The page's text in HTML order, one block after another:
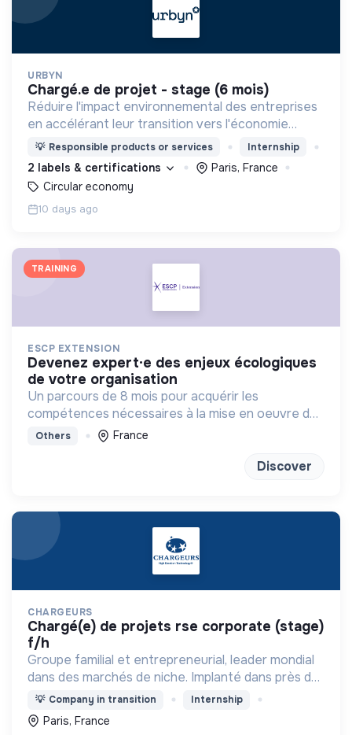
URBYN
chargé.e de projet - stage (6 mois)
Réduire l'impact environnemental des entreprises
en accélérant leur transition vers l'économie
circulaire.
💡 Responsible products or services Internship
2 labels & certifications
Paris, France
Circular economy
10 days ago
TRAINING
ESCP EXTENSION
devenez expert·e des enjeux écologiques
de votre organisation
Un parcours de 8 mois pour acquérir les
compétences nécessaires à la mise en oeuvre de
la transition écologique et environnementale au
sein des organisations.
Others France
Discover
CHARGEURS
chargé(e) de projets rse corporate (stage)
f/h
Groupe familial et entrepreneurial, leader mondial
dans des marchés de niche. Implanté dans près de
100 pays et organisé autour de deux pôles
stratégiques : technologies industrielles et luxe
💡 Company in transition Internship
Paris, France